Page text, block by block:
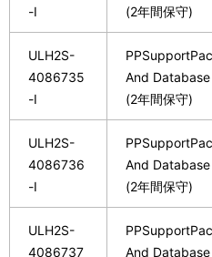
-I
(2年間保守)
ULH2S-
4086735
-I
And
(2年間保守)
ULH2S-
4086736
-I
And
(2年間保守)
ULH2S-
4086737
And